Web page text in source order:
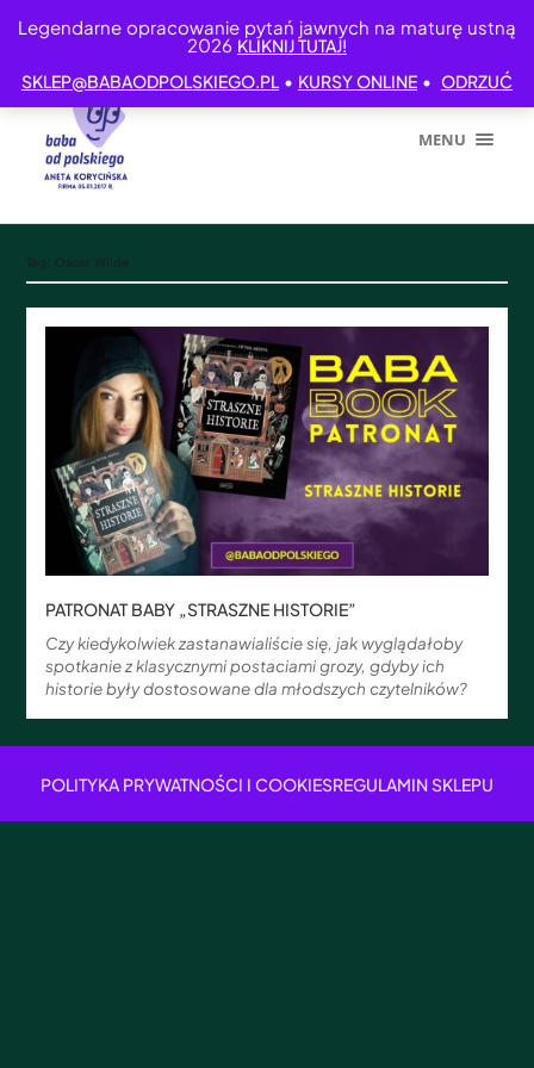
Legendarne opracowanie pytań jawnych na maturę ustną
2026 KLIKNIJ TUTAJ!
SKLEP@BABAODPOLSKIEGO.PL • KURSY ONLINE • ODRZUĆ
MENU
PATRONAT BABY „STRASZNE HISTORIE”
Czy kiedykolwiek zastanawialiście się, jak wyglądałoby
spotkanie z klasycznymi postaciami grozy, gdyby ich
historie były dostosowane dla młodszych czytelników?
POLITYKA PRYWATNOŚCI I COOKIESREGULAMIN SKLEPU